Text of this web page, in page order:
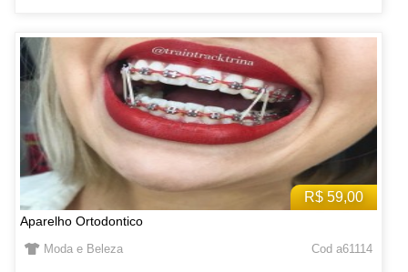
R$ 59,00
Aparelho Ortodontico
Moda e Beleza Cod a61114